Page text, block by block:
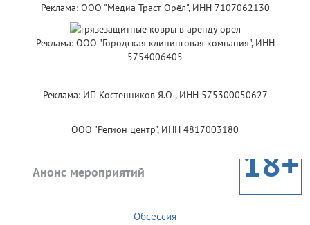
Реклама: ООО "Медиа Траст Орёл", ИНН 7107062130
Реклама: ООО "Городская клининговая компания", ИНН
5754006405
Реклама: ИП Костенников Я.О , ИНН 575300050627
ООО "Регион центр", ИНН 4817003180
Анонс мероприятий 18+
Обсессия